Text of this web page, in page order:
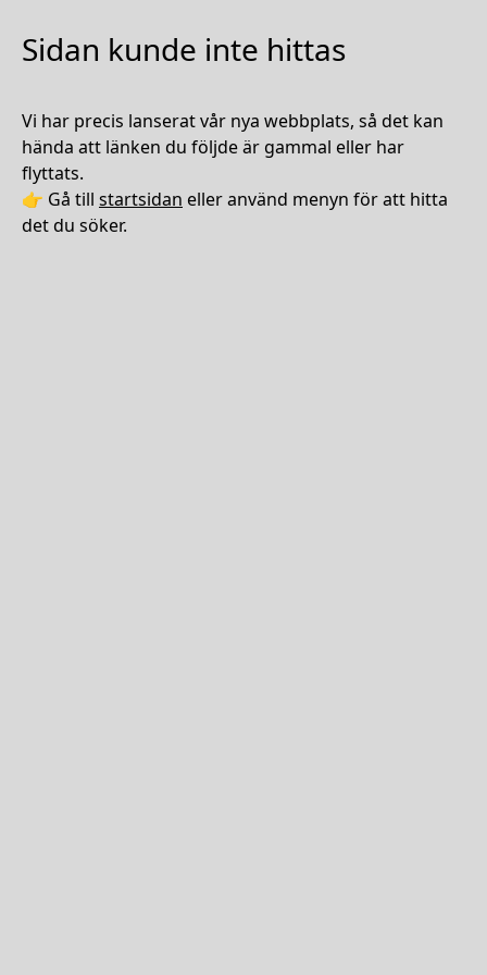
Sidan kunde inte hittas
Vi har precis lanserat vår nya webbplats, så det kan
hända att länken du följde är gammal eller har
flyttats.
👉 Gå till startsidan eller använd menyn för att hitta
det du söker.